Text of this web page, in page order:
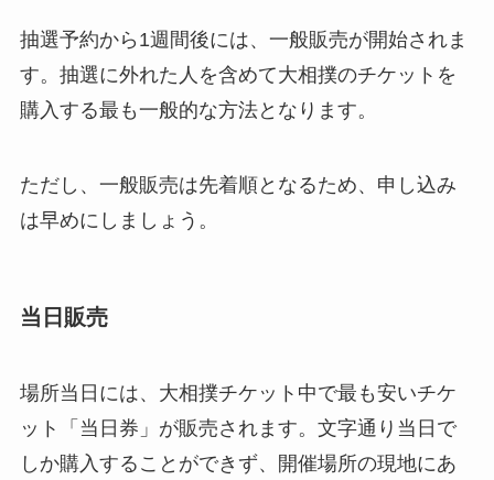
抽選予約から1週間後には、一般販売が開始されま
す。抽選に外れた人を含めて大相撲のチケットを
購入する最も一般的な方法となります。
ただし、一般販売は先着順となるため、申し込み
は早めにしましょう。
当日販売
場所当日には、大相撲チケット中で最も安いチケ
ット「当日券」が販売されます。文字通り当日で
しか購入することができず、開催場所の現地にあ